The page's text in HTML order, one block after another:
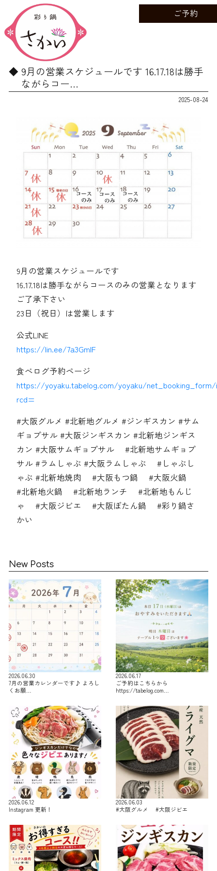
ご予約
9月の営業スケジュールです 16.17.18は勝手
ながらコー…
2025-08-24
9月の営業スケジュールです
16.17.18は勝手ながらコースのみの営業となります
ご了承下さい
23日（祝日）は営業します
公式LINE
https://lin.ee/7a3GmIF
食べログ予約ページ
https://yoyaku.tabelog.com/yoyaku/net_booking_form/
rcd=
#大阪グルメ #北新地グルメ #ジンギスカン #サム
ギョプサル #大阪ジンギスカン #北新地ジンギス
カン #大阪サムギョプサル #北新地サムギョプ
サル #ラムしゃぶ #大阪ラムしゃぶ #しゃぶし
ゃぶ #北新地焼肉 #大阪もつ鍋 #大阪火鍋
#北新地火鍋 #北新地ランチ #北新地もんじ
ゃ #大阪ジビエ #大阪ぼたん鍋 #彩り鍋さ
かい
New Posts
2026.06.30
7月の営業カレンダーです♪ よろし
くお願…
2026.06.17
ご予約はこちらから
https://tabelog.com…
2026.06.12
Instagram 更新！
2026.06.03
#大阪グルメ #大阪ジビエ